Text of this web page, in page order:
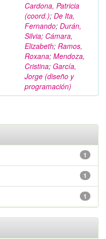
Cardona, Patricia
(coord.); De Ita,
Fernando; Durán,
Silvia; Cámara,
Elizabeth; Ramos,
Roxana; Mendoza,
Cristina; García,
Jorge (diseño y
programación)
1
1
1